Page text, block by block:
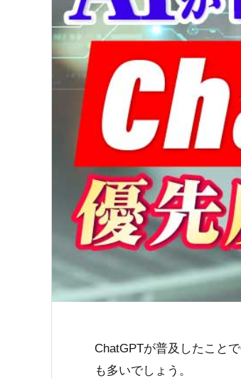
ChatGPTが普及したこと
も多いでしょう。